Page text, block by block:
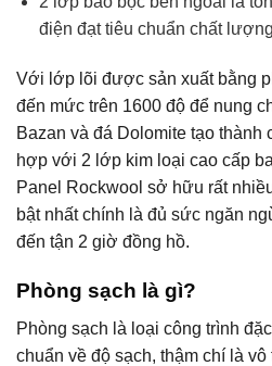
điện đạt tiêu chuẩn chất
Với lớp lõi được sản xuất bằng
đến mức trên 1600 độ để nung
Bazan và đá Dolomite tạo thành
hợp với 2 lớp kim loại cao cấp
Panel Rockwool sở hữu rất
bật nhất chính là đủ sức ngăn
đến tận 2 giờ đồng hồ.
Phòng sạch là gì?
Phòng sạch là loại công trình
chuẩn về độ sạch, thậm chí là